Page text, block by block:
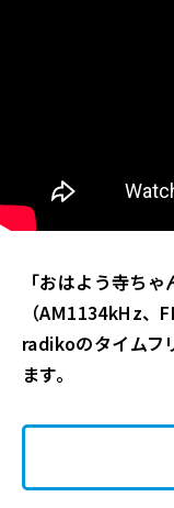
「おはよう寺ち
（AM1134kHz、
radikoのタイムフ
ます。